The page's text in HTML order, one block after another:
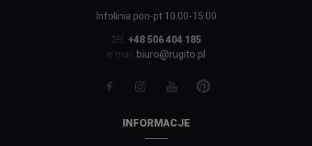
Infolinia pon-pt 10:00-15:00
tel.
+48 506 404 185
e-mail: biuro@rugito.pl
INFORMACJE